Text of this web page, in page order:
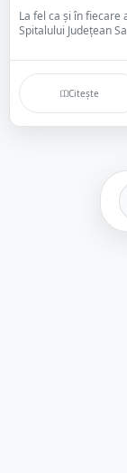
La fel ca și în fiecare
Spitalului Județean
Citește